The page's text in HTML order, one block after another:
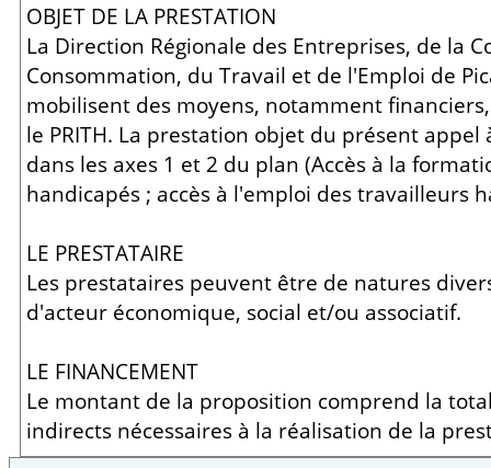
OBJET DE LA PRESTATION
La Direction Régionale des Entreprises, de la
Consommation, du Travail et de l'Emploi de
mobilisent des moyens, notamment
le PRITH. La prestation objet du présent
dans les axes 1 et 2 du plan (Accès à la
handicapés ; accès à l'emploi des travailleurs
LE PRESTATAIRE
Les prestataires peuvent être de natures
d'acteur économique, social et/ou associatif.
LE FINANCEMENT
Le montant de la proposition comprend la
indirects nécessaires à la réalisation de la